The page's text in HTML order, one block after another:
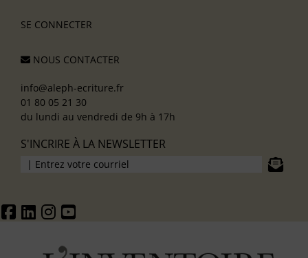
SE CONNECTER
NOUS CONTACTER
info@aleph-ecriture.fr
01 80 05 21 30
du lundi au vendredi de 9h à 17h
S'INCRIRE À LA NEWSLETTER